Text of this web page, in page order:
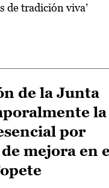
de tradición viva’
de la Junta
la
por
mejora en